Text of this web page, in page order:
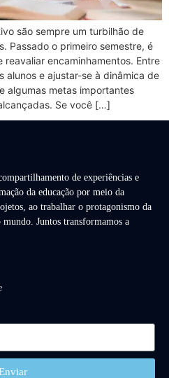
são sempre um turbilhão de
Passado o primeiro semestre, é
encaminhamentos. Entre
alunos e ajustar-se à dinâmica de
algumas metas importantes
Se você […]
de experiências e
da educação por meio da
ao trabalhar o protagonismo da
Juntos transformamos a